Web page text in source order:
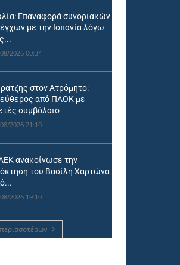
Επαναφορά συνοριακών
με την Ισπανία λόγω
2026 00:34
στον Ατρόμητο:
από ΠΑΟΚ με
συμβόλαιο
2026 21:10
ανακοίνωσε την
του Βασίλη Χαρτώνα
2026 19:10